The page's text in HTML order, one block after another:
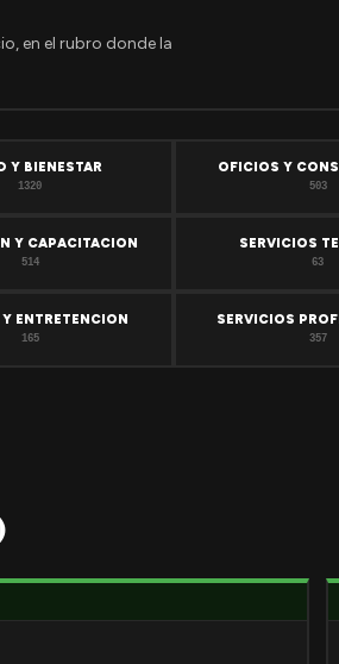
en el rubro donde la
Y BIENESTAR
1320
OFICIOS Y
503
Y CAPACITACION
514
SERVICIOS
63
ENTRETENCION
165
SERVICIOS
357